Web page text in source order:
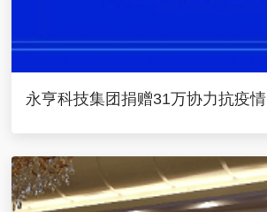
永亨科技集团捐赠31万协力抗疫情